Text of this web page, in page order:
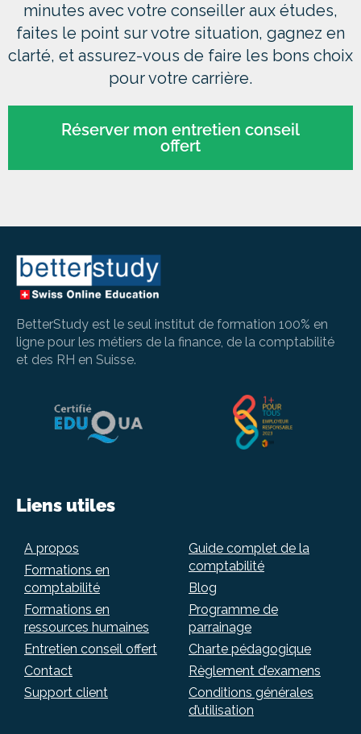
minutes avec votre conseiller aux études,
faites le point sur votre situation, gagnez en
clarté, et assurez-vous de faire les bons choix
pour votre carrière.
Réserver mon entretien conseil
offert
BetterStudy est le seul institut de formation 100% en
ligne pour les métiers de la finance, de la comptabilité
et des RH en Suisse.
Liens utiles
A propos
Formations en
comptabilité
Formations en
ressources humaines
Entretien conseil offert
Contact
Support client
Guide complet de la
comptabilité
Blog
Programme de
parrainage
Charte pédagogique
Règlement d’examens
Conditions générales
d’utilisation